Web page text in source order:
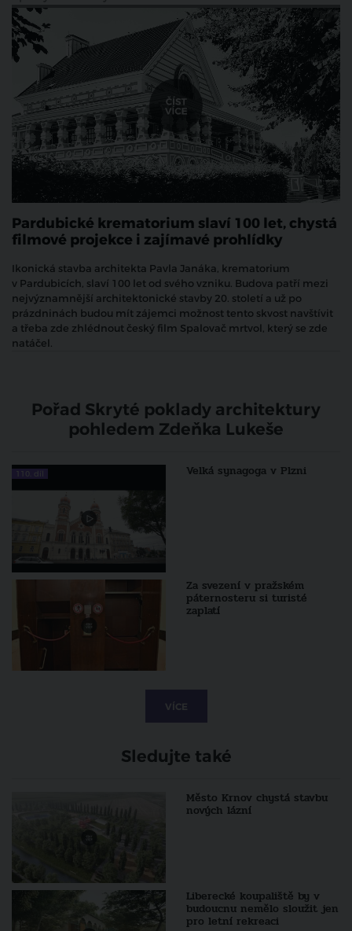
Pardubické krematorium slaví 100 let, chystá
filmové projekce i zajímavé prohlídky
Ikonická stavba architekta Pavla Janáka, krematorium
v Pardubicích, slaví 100 let od svého vzniku. Budova patří mezi
nejvýznamnější architektonické stavby 20. století a už po
prázdninách budou mít zájemci možnost tento skvost navštívit
a třeba zde zhlédnout český film Spalovač mrtvol, který se zde
natáčel.
Pořad Skryté poklady architektury
pohledem Zdeňka Lukeše
110. díl Velká synagoga v Plzni
Za svezení v pražském
páternosteru si turisté
zaplatí
VÍCE
Sledujte také
Město Krnov chystá stavbu
nových lázní
Liberecké koupaliště by v
budoucnu nemělo sloužit jen
pro letní rekreaci